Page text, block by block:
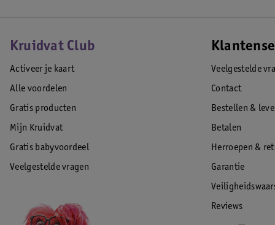
Kruidvat Club
Activeer je kaart
Alle voordelen
Gratis producten
Mijn Kruidvat
Gratis babyvoordeel
Veelgestelde vragen
Veelgestelde
Contact
Bestellen &
Betalen
Herroepen &
Garantie
Reviews